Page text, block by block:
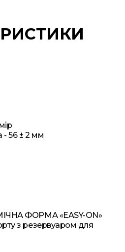
56 ± 2 мм
ФОРМА «EASY-ON»
з резервуаром для